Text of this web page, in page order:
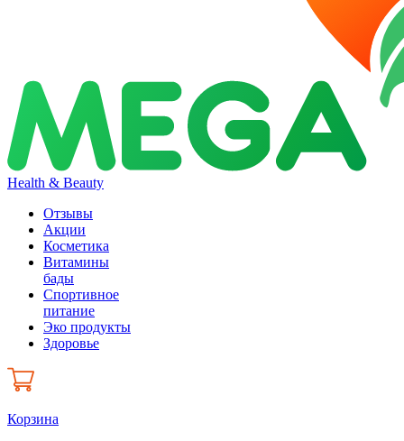
Health & Beauty
Отзывы
Акции
Косметика
Витамины
бады
Спортивное
питание
Эко продукты
Здоровье
Корзина